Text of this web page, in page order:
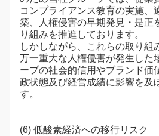
コンプライアンス教育の実施、
築、人権侵害の早期発見・是正
り組みを推進しております。
しかしながら、これらの取り組
万一重大な人権侵害が発生した
ープの社会的信用やブランド価
政状態及び経営成績に影響を及
す。
(6) 低酸素経済への移行リスク